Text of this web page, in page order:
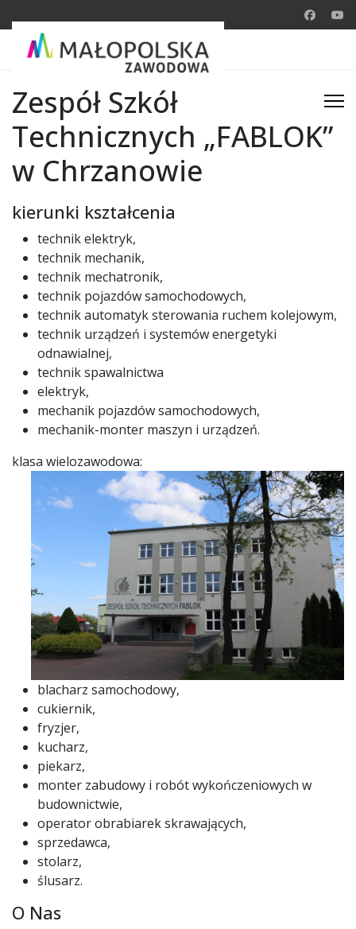
Zespół Szkół
Technicznych „FABLOK”
w Chrzanowie
kierunki kształcenia
technik elektryk,
technik mechanik,
technik mechatronik,
technik pojazdów samochodowych,
technik automatyk sterowania ruchem kolejowym,
technik urządzeń i systemów energetyki
odnawialnej,
technik spawalnictwa
elektryk,
mechanik pojazdów samochodowych,
mechanik-monter maszyn i urządzeń.
klasa wielozawodowa:
blacharz samochodowy,
cukiernik,
fryzjer,
kucharz,
piekarz,
monter zabudowy i robót wykończeniowych w
budownictwie,
operator obrabiarek skrawających,
sprzedawca,
stolarz,
ślusarz.
O Nas